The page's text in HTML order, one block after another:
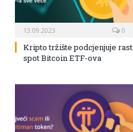
13.09.2023 0
Kripto tržište podcjenjuje rast
spot Bitcoin ETF-ova